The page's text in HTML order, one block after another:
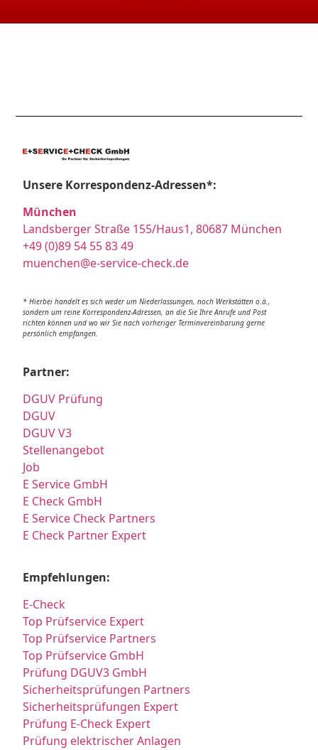
Unsere Korrespondenz-Adressen*:
München
Landsberger Straße 155/Haus1, 80687 München
+49 (0)89 54 55 83 49
muenchen@e-service-check.de
* Hierbei handelt es sich weder um Niederlassungen, noch Werkstätten o.ä.,
sondern um reine Korrespondenz-Adressen, an die Sie Ihre Anrufe und Post
richten können und wo wir Sie nach vorheriger Terminvereinbarung gerne
persönlich empfangen.
Partner:
DGUV Prüfung
DGUV
DGUV V3
Stellenangebot
Job
E Service GmbH
E Check GmbH
E Service Check Partners
E Check Partner Expert
Empfehlungen:
E-Check
Top Prüfservice Expert
Top Prüfservice Partners
Top Prüfservice GmbH
Prüfung DGUV3 GmbH
Sicherheitsprüfungen Partners
Sicherheitsprüfungen Expert
Prüfung E-Check Expert
Prüfung elektrischer Anlagen